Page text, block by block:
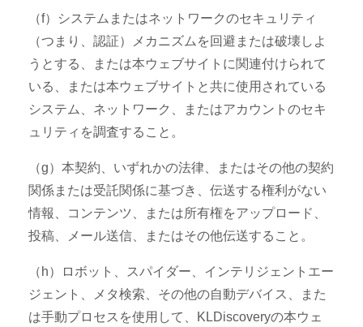
（f）システムまたはネットワークのセキュリティ
（つまり、認証）メカニズムを回避または破壊しよ
うとする、または本ウェブサイトに関連付けられて
いる、または本ウェブサイトと共に使用されている
システム、ネットワーク、またはアカウントのセキ
ュリティを調査すること。
（g）本契約、いずれかの法律、またはその他の契約
関係または受託関係に基づき、伝送する権利がない
情報、コンテンツ、または所有権をアップロード、
投稿、メール送信、またはその他伝送すること。
（h）ロボット、スパイダー、インテリジェントエー
ジェント、メタ検索、その他の自動デバイス、また
は手動プロセスを使用して、KLDiscoveryの本ウェ